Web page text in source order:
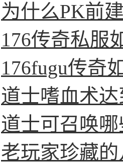
为什么PK前
176传奇私服
176fugu传奇
道士嗜血术
道士可召唤
老玩家珍藏